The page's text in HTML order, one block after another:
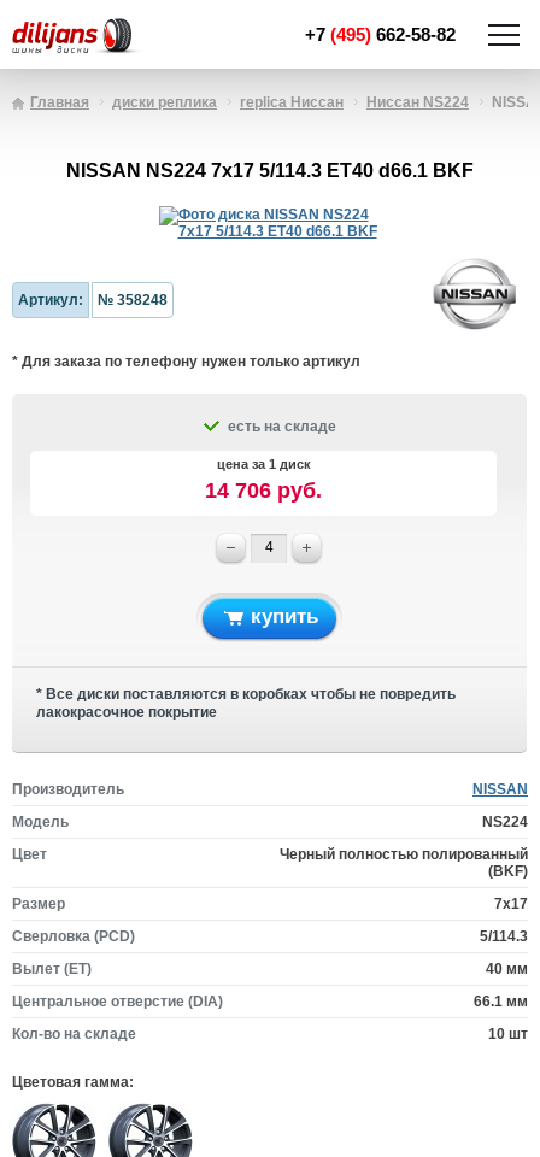
+7 (495) 662-58-82
Главная диски реплика replica Ниссан Ниссан NS224
NISSAN NS224 7x17 5/114.3 ET40 d66.1 BKF
Артикул: № 358248
* Для заказа по телефону нужен только артикул
есть на складе
цена за 1 диск
14 706 руб.
купить
* Все диски поставляются в коробках чтобы не повредить
лакокрасочное покрытие
Производитель
NISSAN
Модель
NS224
Цвет
Черный полностью полированный
(BKF)
Размер
7x17
Сверловка (PCD)
5/114.3
Вылет (ET)
40 мм
Центральное отверстие (DIA)
66.1 мм
Кол-во на складе
10 шт
Цветовая гамма: